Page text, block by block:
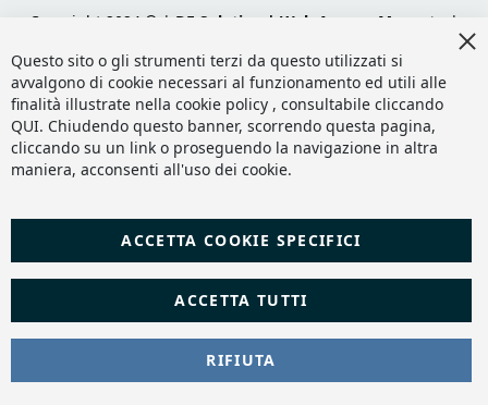
Copyright 2024 © | DF Solution | Web Agency Magento
|
Questo sito o gli strumenti terzi da questo utilizzati si
avvalgono di cookie necessari al funzionamento ed utili alle
finalità illustrate nella cookie policy , consultabile cliccando
QUI. Chiudendo questo banner, scorrendo questa pagina,
cliccando su un link o proseguendo la navigazione in altra
maniera, acconsenti all'uso dei cookie.
ACCETTA TUTTI
ACCETTA COOKIE SPECIFICI
RIFIUTA